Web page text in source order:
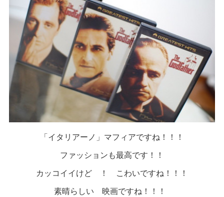
「イタリアーノ」マフィアですね！！！
ファッションも最高です！！
カッコイイけど ！ こわいですね！！！
素晴らしい 映画ですね！！！